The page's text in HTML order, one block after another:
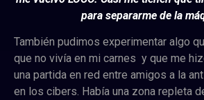
para separarme de la
También pudimos experimentar algo
que no vivía en mi carnes y que me
una partida en red entre amigos a la
en los cibers. Había una zona repleta